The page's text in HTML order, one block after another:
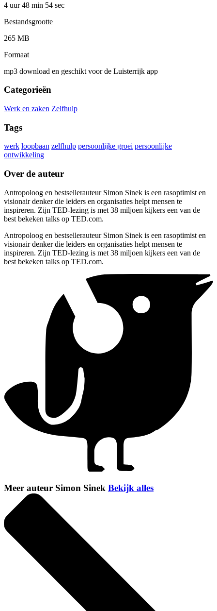
4 uur 48 min 54 sec
Bestandsgrootte
265 MB
Formaat
mp3 download en geschikt voor de Luisterrijk app
Categorieën
Werk en zaken Zelfhulp
Tags
werk loopbaan zelfhulp persoonlijke groei persoonlijke
ontwikkeling
Over de auteur
Antropoloog en bestsellerauteur Simon Sinek is een rasoptimist en
visionair denker die leiders en organisaties helpt mensen te
inspireren. Zijn TED-lezing is met 38 miljoen kijkers een van de
best bekeken talks op TED.com.
Antropoloog en bestsellerauteur Simon Sinek is een rasoptimist en
visionair denker die leiders en organisaties helpt mensen te
inspireren. Zijn TED-lezing is met 38 miljoen kijkers een van de
best bekeken talks op TED.com.
Meer auteur Simon Sinek Bekijk alles